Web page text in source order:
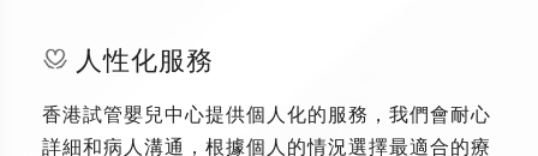
人性化服務
香港試管嬰兒中心提供個人化的服務，我們會耐心
詳細和病人溝通，根據個人的情況選擇最適合的療